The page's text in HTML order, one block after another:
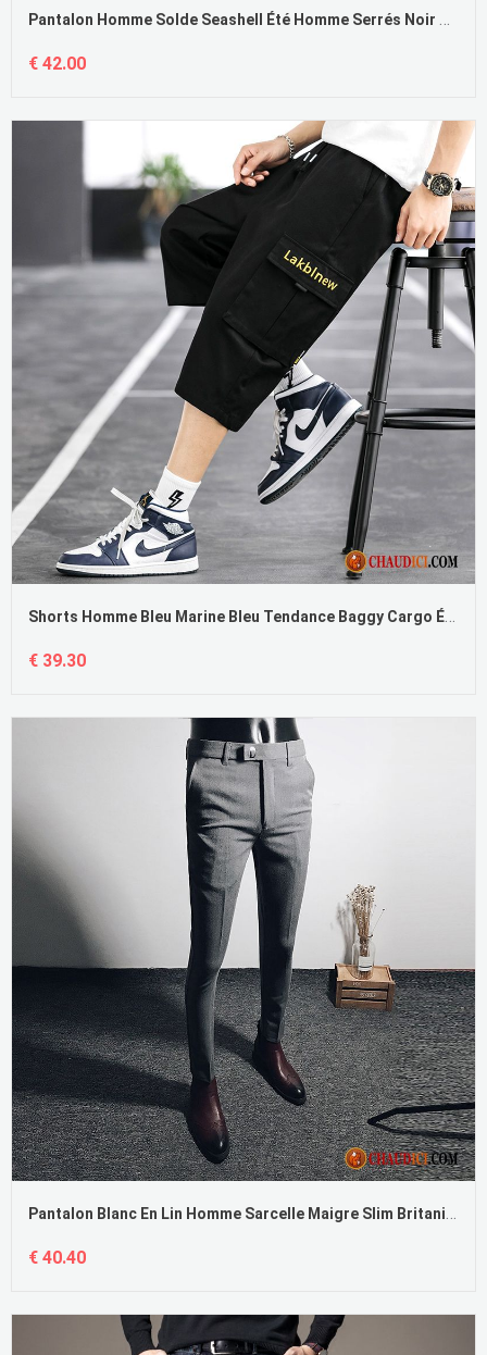
Pantalon Homme Solde Seashell Été Homme Serrés Noir Collants En Vente
€ 42.00
Shorts Homme Bleu Marine Bleu Tendance Baggy Cargo Été Septième Pantalon
€ 39.30
Pantalon Blanc En Lin Homme Sarcelle Maigre Slim Britanique Décontractée De Travail
€ 40.40